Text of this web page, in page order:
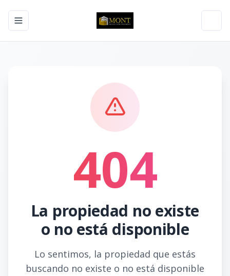
Toggle navigation menu
404
La propiedad no existe
o no está disponible
Lo sentimos, la propiedad que estás
buscando no existe o no está disponible